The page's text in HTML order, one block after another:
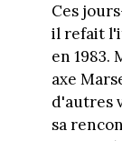
Ces
il refait
en 1983.
axe
d'autres
sa